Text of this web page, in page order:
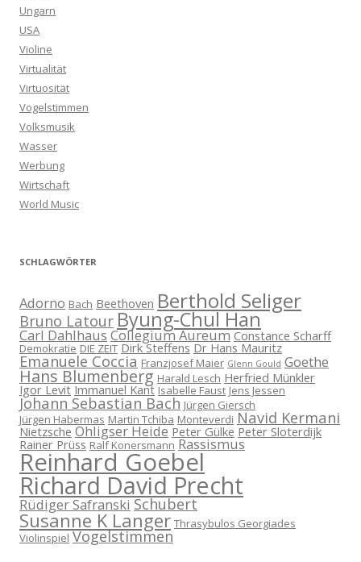
Ungarn
USA
Violine
Virtualität
Virtuosität
Vogelstimmen
Volksmusik
Wasser
Werbung
Wirtschaft
World Music
SCHLAGWÖRTER
Adorno Bach Beethoven Berthold Seliger
Bruno Latour Byung-Chul Han
Carl Dahlhaus Collegium Aureum Constance Scharff
Demokratie DIE ZEIT Dirk Steffens Dr Hans Mauritz
Emanuele Coccia Franzjosef Maier Glenn Gould Goethe
Hans Blumenberg Harald Lesch Herfried Münkler
Igor Levit Immanuel Kant Isabelle Faust Jens Jessen
Johann Sebastian Bach Jürgen Giersch
Jürgen Habermas Martin Tchiba Monteverdi Navid Kermani
Nietzsche Ohligser Heide Peter Gülke Peter Sloterdijk
Rainer Prüss Ralf Konersmann Rassismus
Reinhard Goebel
Richard David Precht
Rüdiger Safranski Schubert
Susanne K Langer Thrasybulos Georgiades
Violinspiel Vogelstimmen